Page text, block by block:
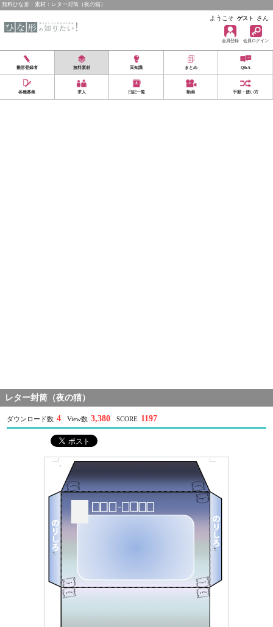
無料ひな形・素材：レター封筒（夜の猫）
ようこそ ゲスト さん
会員登録 会員ログイン
雛形登録者 無料素材 豆知識 まとめ Q&A
各種募集 求人 日記一覧 動画 手順・使い方
レター封筒（夜の猫）
ダウンロード数 4 View数 3,380 SCORE 1197